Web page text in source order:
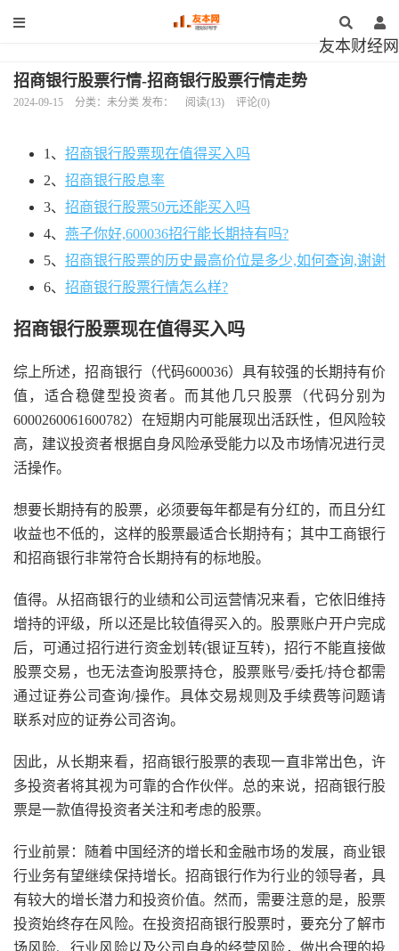
友本财经网
招商银行股票行情-招商银行股票行情走势
2024-09-15 分类：未分类 发布： 阅读(13) 评论(0)
1、 招商银行股票现在值得买入吗
2、 招商银行股息率
3、 招商银行股票50元还能买入吗
4、 燕子你好,600036招行能长期持有吗?
5、 招商银行股票的历史最高价位是多少,如何查询,谢谢
6、 招商银行股票行情怎么样?
招商银行股票现在值得买入吗
综上所述，招商银行（代码600036）具有较强的长期持有价
值，适合稳健型投资者。而其他几只股票（代码分别为
6000260061600782）在短期内可能展现出活跃性，但风险较
高，建议投资者根据自身风险承受能力以及市场情况进行灵
活操作。
想要长期持有的股票，必须要每年都是有分红的，而且分红
收益也不低的，这样的股票最适合长期持有；其中工商银行
和招商银行非常符合长期持有的标地股。
值得。从招商银行的业绩和公司运营情况来看，它依旧维持
增持的评级，所以还是比较值得买入的。股票账户开户完成
后，可通过招行进行资金划转(银证互转)，招行不能直接做
股票交易，也无法查询股票持仓，股票账号/委托/持仓都需
通过证券公司查询/操作。具体交易规则及手续费等问题请
联系对应的证券公司咨询。
因此，从长期来看，招商银行股票的表现一直非常出色，许
多投资者将其视为可靠的合作伙伴。总的来说，招商银行股
票是一款值得投资者关注和考虑的股票。
行业前景：随着中国经济的增长和金融市场的发展，商业银
行业务有望继续保持增长。招商银行作为行业的领导者，具
有较大的增长潜力和投资价值。然而，需要注意的是，股票
投资始终存在风险。在投资招商银行股票时，要充分了解市
场风险、行业风险以及公司自身的经营风险，做出合理的投